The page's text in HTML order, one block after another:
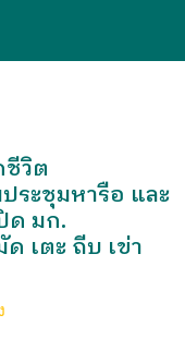
วิต
ระชุมหารือ และ
ด มก.
เตะ ถีบ เข่า